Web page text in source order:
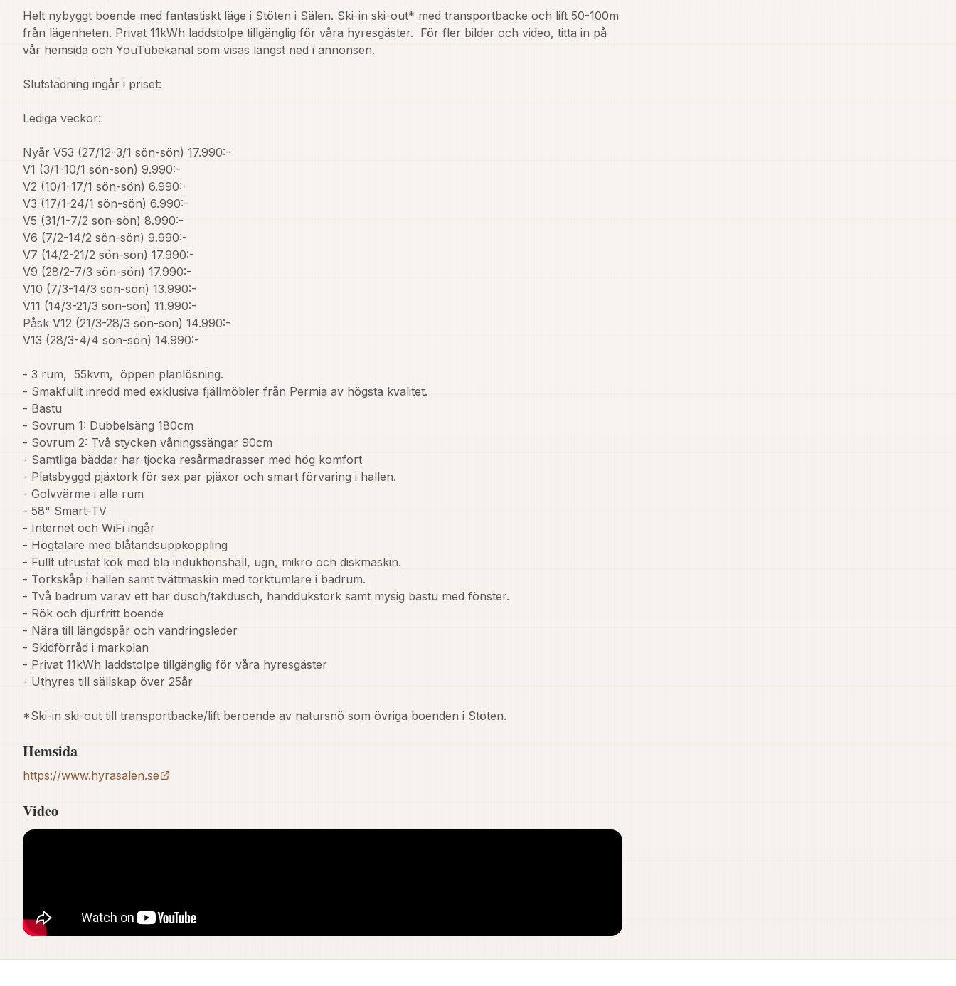
Helt nybyggt boende med fantastiskt läge i Stöten i Sälen. Ski-in ski-out* med transportbacke och lift 50-100m
från lägenheten. Privat 11kWh laddstolpe tillgänglig för våra hyresgäster.  För fler bilder och video, titta in på
vår hemsida och YouTubekanal som visas längst ned i annonsen.
Slutstädning ingår i priset:
Lediga veckor:
Nyår V53 (27/12-3/1 sön-sön) 17.990:-
V1 (3/1-10/1 sön-sön) 9.990:-
V2 (10/1-17/1 sön-sön) 6.990:-
V3 (17/1-24/1 sön-sön) 6.990:-
V5 (31/1-7/2 sön-sön) 8.990:-
V6 (7/2-14/2 sön-sön) 9.990:-
V7 (14/2-21/2 sön-sön) 17.990:-
V9 (28/2-7/3 sön-sön) 17.990:-
V10 (7/3-14/3 sön-sön) 13.990:-
V11 (14/3-21/3 sön-sön) 11.990:-
Påsk V12 (21/3-28/3 sön-sön) 14.990:-
V13 (28/3-4/4 sön-sön) 14.990:-
- 3 rum,  55kvm,  öppen planlösning.
- Smakfullt inredd med exklusiva fjällmöbler från Permia av högsta kvalitet.
- Bastu
- Sovrum 1: Dubbelsäng 180cm
- Sovrum 2: Två stycken våningssängar 90cm
- Samtliga bäddar har tjocka resårmadrasser med hög komfort
- Platsbyggd pjäxtork för sex par pjäxor och smart förvaring i hallen.
- Golvvärme i alla rum
- 58" Smart-TV
- Internet och WiFi ingår
- Högtalare med blåtandsuppkoppling
- Fullt utrustat kök med bla induktionshäll, ugn, mikro och diskmaskin.
- Torkskåp i hallen samt tvättmaskin med torktumlare i badrum.
- Två badrum varav ett har dusch/takdusch, handdukstork samt mysig bastu med fönster.
- Rök och djurfritt boende
- Nära till längdspår och vandringsleder
- Skidförråd i markplan
- Privat 11kWh laddstolpe tillgänglig för våra hyresgäster
- Uthyres till sällskap över 25år
*Ski-in ski-out till transportbacke/lift beroende av natursnö som övriga boenden i Stöten.
Hemsida
https://www.hyrasalen.se
Video